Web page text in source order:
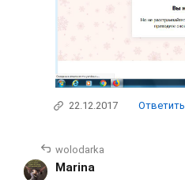
22.12.2017 Ответить
wolodarka
Marina